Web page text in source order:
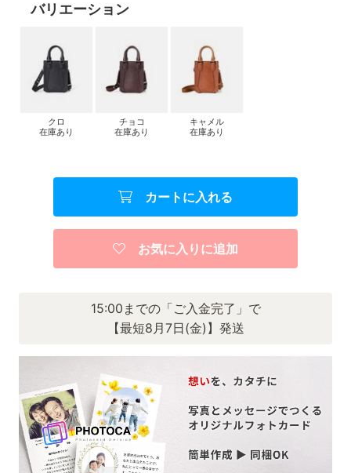
バリエーション
クロ
在庫あり
チョコ
在庫あり
キャメル
在庫あり
カートに入れる
お気に入りに追加
15:00までの「ご入金完了」で
【最短8月7日(金)】発送